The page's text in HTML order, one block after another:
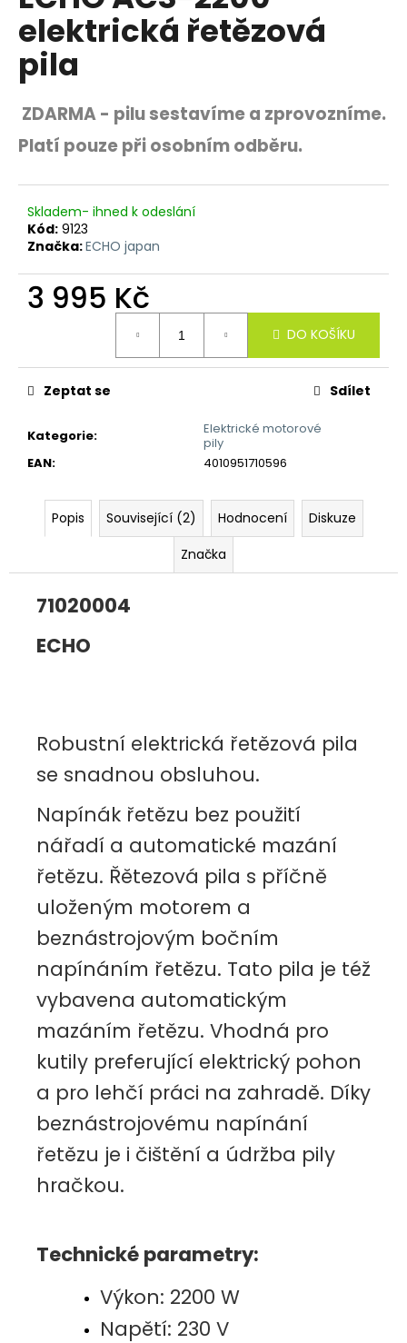
z
5
hvězdiček.
elektrická řetězová
pila
ZDARMA - pilu sestavíme a zprovozníme.
Platí pouze při osobním odběru.
Skladem- ihned k odeslání
Kód: 9123
Značka:ECHO japan
3 995 Kč
DO KOŠÍKU
Kategorie:
Elektrické motorové
pily
EAN: 4010951710596
Zeptat se Sdílet
Popis Související (2) Hodnocení
Diskuze
Značka
71020004
ECHO
Robustní elektrická řetězová pila
se snadnou obsluhou.
Napínák řetězu bez použití
nářadí a automatické mazání
řetězu. Řětezová pila s příčně
uloženým motorem a
beznástrojovým bočním
napínáním řetězu. Tato pila je též
vybavena automatickým
mazáním řetězu. Vhodná pro
kutily preferující elektrický pohon
a pro lehčí práci na zahradě. Díky
beznástrojovému napínání
řetězu je i čištění a údržba pily
hračkou.
Technické parametry:
Výkon: 2200 W
Napětí: 230 V
a
j
t
?
HLEDAT
D
o
r
u
u
e